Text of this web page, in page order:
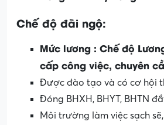
Chế độ đãi ngộ:
Mức lương : Chế độ
cấp công việc, chuyên
Được đào tạo và có cơ hội
Đóng BHXH, BHYT, BHTN
Môi trường làm việc sạch